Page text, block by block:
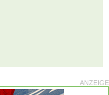
ANZEIGE